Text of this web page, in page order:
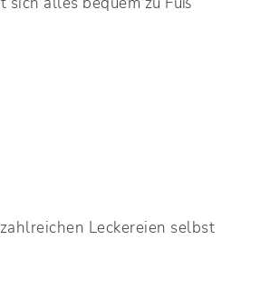
Leckereien selbst